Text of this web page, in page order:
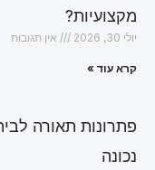
מקצועיות?
יולי 30, 2026 אין תגובות
קרא עוד »
פתרונות תאורה
נכונה